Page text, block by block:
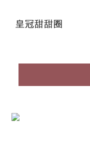
皇冠甜甜圈